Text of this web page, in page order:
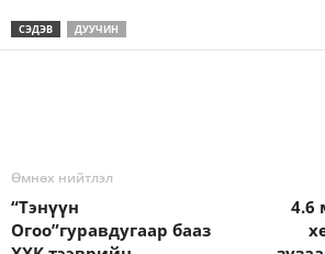
СЭДЭВ ДУУЧИН
Өмнөх нийтлэл
“Тэнүүн
Огоо”гуравдугаар бааз
4.6